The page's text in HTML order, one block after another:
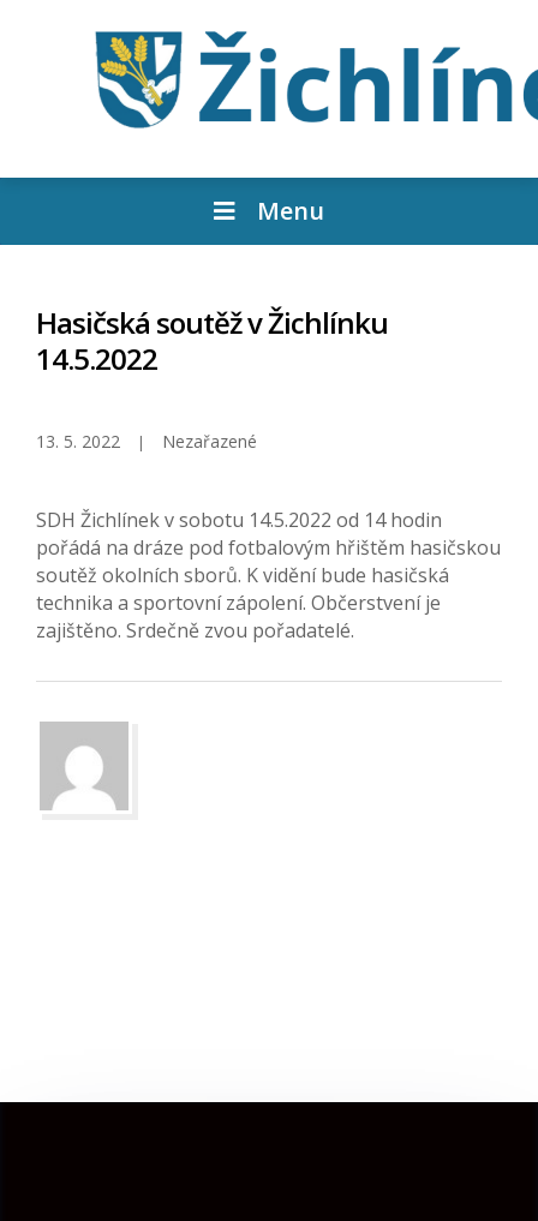
Menu
Hasičská soutěž v Žichlínku
14.5.2022
13. 5. 2022 Nezařazené
SDH Žichlínek v sobotu 14.5.2022 od 14 hodin
pořádá na dráze pod fotbalovým hřištěm hasičskou
soutěž okolních sborů. K vidění bude hasičská
technika a sportovní zápolení. Občerstvení je
zajištěno. Srdečně zvou pořadatelé.